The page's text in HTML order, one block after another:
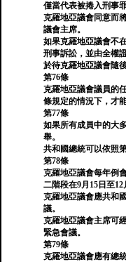
僅當代表被捲入刑事
克羅地亞議會同意而
議會主席。
如果克羅地亞議會不
刑事訴訟，並由全權
於待克羅地亞議會隨後
第76條
克羅地亞議會議員的
條規定的情況下，才
第77條
如果所有成員中的大
舉。
共和國總統可以依照
第78條
克羅地亞議會每年例
二階段在9月15日至12
克羅地亞議會應共和
議。
克羅地亞議會主席可
緊急會議。
第79條
克羅地亞議會應有總